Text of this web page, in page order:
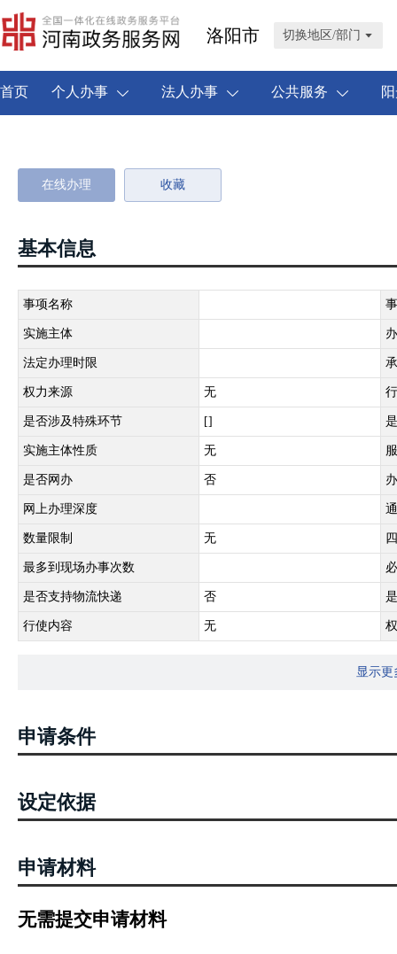
洛阳市 切换地区/部门
首页 个人办事 法人办事 公共服务
在线办理 收藏
基本信息
事项名称
实施主体
法定办理时限
权力来源 无
是否涉及特殊环节 []
实施主体性质 无
是否网办 否
网上办理深度
数量限制 无
最多到现场办事次数
是否支持物流快递 否
行使内容 无
显示更
申请条件
设定依据
申请材料
无需提交申请材料